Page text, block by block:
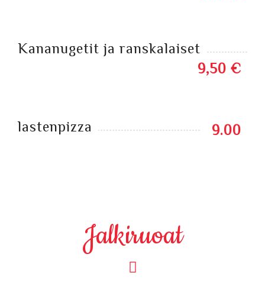
Kananugetit ja ranskalaiset
9,50 €
lastenpizza 9.00
Jalkiruoat